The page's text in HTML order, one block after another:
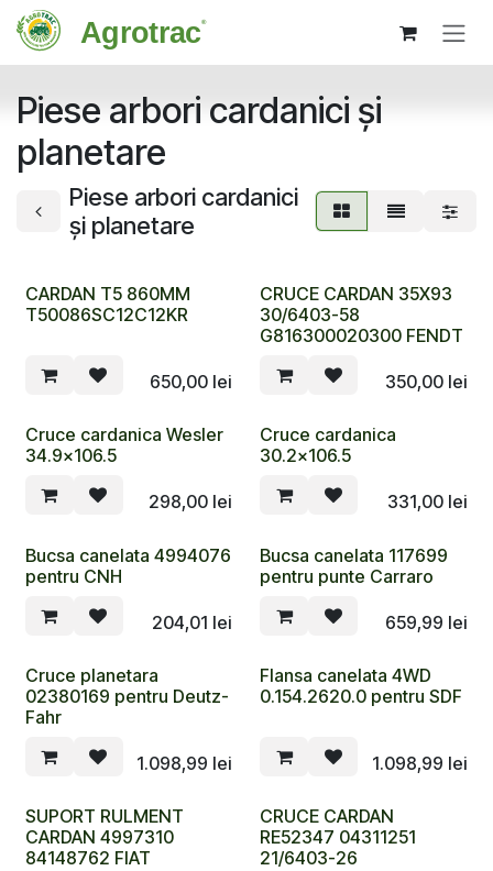
Sari la conținut
Piese arbori cardanici și
planetare
Piese arbori cardanici
și planetare
CARDAN T5 860MM
T50086SC12C12KR
650,00 lei
CRUCE CARDAN 35X93
30/6403-58
G816300020300 FENDT
350,00lei
Cruce cardanica Wesler
34.9x106.5
298,00 lei
Cruce cardanica
30.2x106.5
331,00lei
Bucsa canelata 4994076
pentru CNH
204,01 lei
Bucsa canelata 117699
pentru punte Carraro
659,99 lei
Cruce planetara
02380169 pentru Deutz-
Fahr
1.098,99 lei
Flansa canelata 4WD
0.154.2620.0 pentru SDF
1.098,99 lei
SUPORT RULMENT
CARDAN 4997310
84148762 FIAT
CRUCE CARDAN
RE52347 04311251
21/6403-26